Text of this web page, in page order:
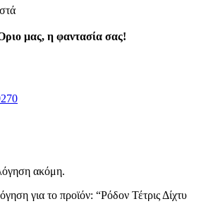
μας, η φαντασία σας!
ακόμη.
για το προϊόν: “Ρόδον Τέτρις Δίχτυ